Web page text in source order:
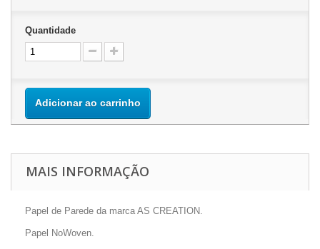
Quantidade
Adicionar ao carrinho
MAIS INFORMAÇÃO
Papel de Parede da marca AS CREATION.
Papel NoWoven.